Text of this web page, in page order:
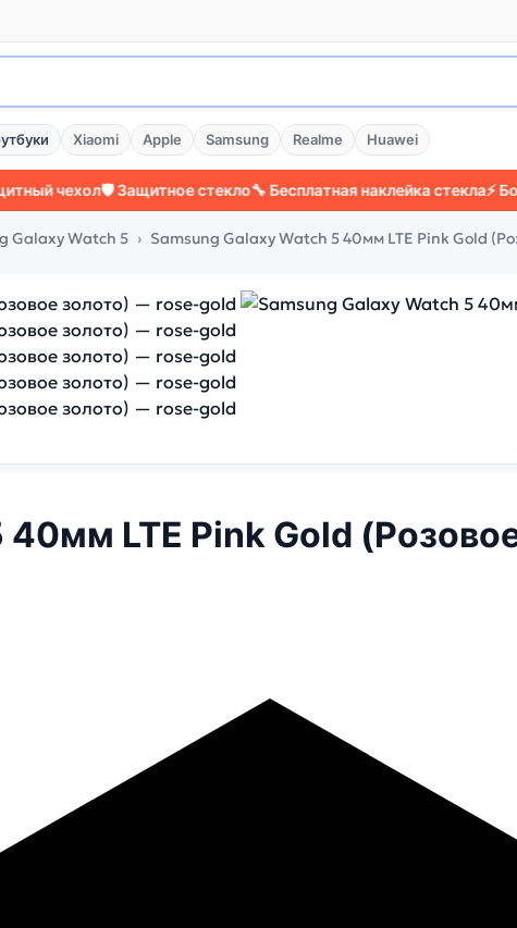
Xiaomi Apple Samsung Realme Huawei
🛡️ Защитное стекло🔧 Бесплатная наклейка стекла⚡ Более
Galaxy Watch 5 Samsung Galaxy Watch 5 40мм LTE Pink Gold
LTE Pink Gold